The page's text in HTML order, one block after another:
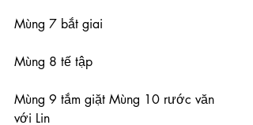
Mùng 7 bắt giai
Mùng 8 tế tập
Mùng 9 tắm giặt Mùng 10 rước văn
với Lin